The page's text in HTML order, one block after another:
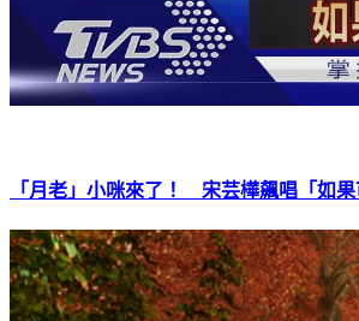
「月老」小咪來了！ 宋芸樺飆唱「如